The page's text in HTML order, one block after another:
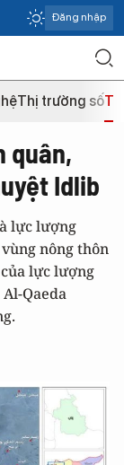
Đăng nhập
Thị trường số
quân,
Idlib
lực lượng
nông thôn
lực lượng
Qaeda